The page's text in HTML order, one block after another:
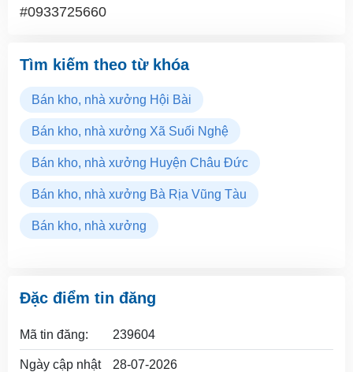
#0933725660
Tìm kiếm theo từ khóa
Bán kho, nhà xưởng Hội Bài
Bán kho, nhà xưởng Xã Suối Nghệ
Bán kho, nhà xưởng Huyện Châu Đức
Bán kho, nhà xưởng Bà Rịa Vũng Tàu
Bán kho, nhà xưởng
Đặc điểm tin đăng
Mã tin đăng: 239604
Ngày cập nhật 28-07-2026